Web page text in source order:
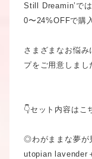
Still Dreamin’で
0〜24%OFFで購
さまざまなお悩み
プをご用意しまし
👇セット内容はこ
◎わがままな夢が
utopian lavender